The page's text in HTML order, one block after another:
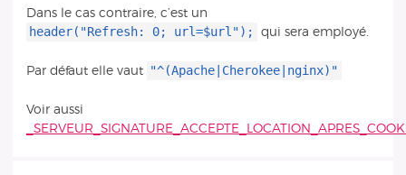
Dans le cas contraire, c’est un
header("Refresh: 0; url=$url"); qui sera employé.
Par défaut elle vaut "^(Apache|Cherokee|nginx)"
Voir aussi